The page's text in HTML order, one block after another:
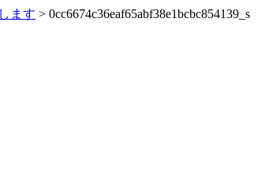
ます > 0cc6674c36eaf65abf38e1bcbc854139_s